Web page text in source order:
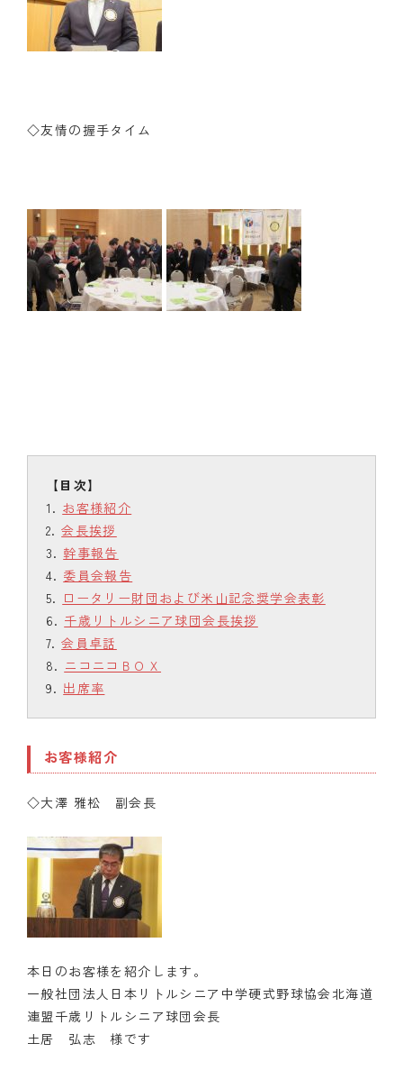
◇友情の握手タイム
お客様紹介
会長挨拶
幹事報告
委員会報告
ロータリー財団および米山記念奨学会表彰
千歳リトルシニア球団会長挨拶
会員卓話
ニコニコＢＯＸ
出席率
お客様紹介
◇大澤 雅松 副会長
本日のお客様を紹介します。
一般社団法人日本リトルシニア中学硬式野球協会北海道
連盟千歳リトルシニア球団会長
土居 弘志 様です